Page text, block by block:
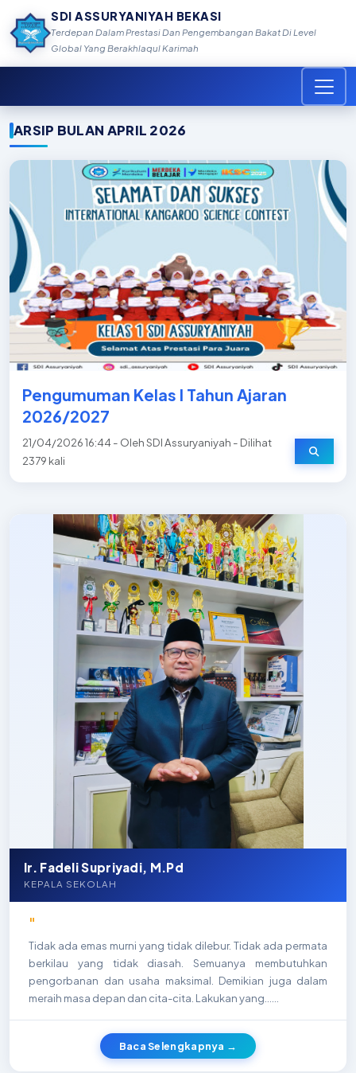
SDI ASSURYANIYAH BEKASI
Terdepan Dalam Prestasi Dan Pengembangan Bakat Di Level
Global Yang Berakhlaqul Karimah
ARSIP BULAN APRIL 2026
Pengumuman Kelas I Tahun Ajaran
2026/2027
21/04/2026 16:44 - Oleh SDI Assuryaniyah - Dilihat
2379 kali
Ir. Fadeli Supriyadi, M.Pd
KEPALA SEKOLAH
"
Tidak ada emas murni yang tidak dilebur. Tidak ada permata
berkilau yang tidak diasah. Semuanya membutuhkan
pengorbanan dan usaha maksimal. Demikian juga dalam
meraih masa depan dan cita-cita. Lakukan yang…...
Baca Selengkapnya →